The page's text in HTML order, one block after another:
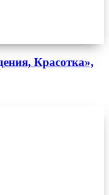
Красотка»,